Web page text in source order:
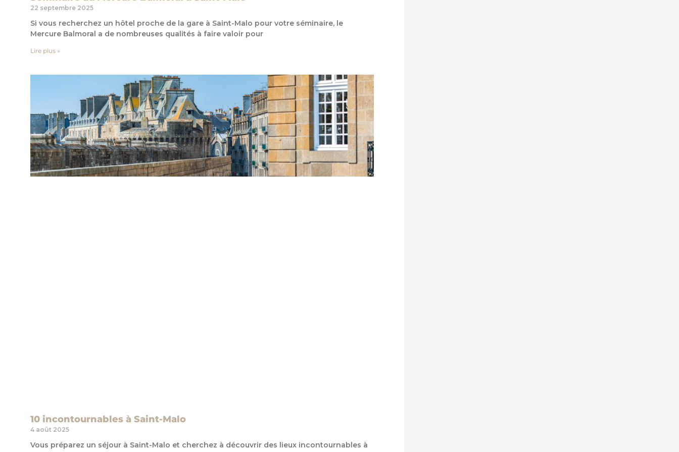
22 septembre 2025
Si vous recherchez un hôtel proche de la gare à Saint-Malo pour votre séminaire, le
Mercure Balmoral a de nombreuses qualités à faire valoir pour
Lire plus »
10 incontournables à Saint-Malo
4 août 2025
Vous préparez un séjour à Saint-Malo et cherchez à découvrir des lieux incontournables à